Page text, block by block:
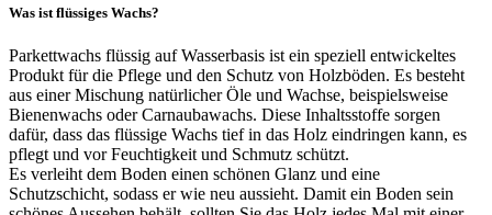
Was ist flüssiges Wachs?
Parkettwachs flüssig auf Wasserbasis ist ein speziell entwickeltes
Produkt für die Pflege und den Schutz von Holzböden. Es besteht
aus einer Mischung natürlicher Öle und Wachse, beispielsweise
Bienenwachs oder Carnaubawachs. Diese Inhaltsstoffe sorgen
dafür, dass das flüssige Wachs tief in das Holz eindringen kann, es
pflegt und vor Feuchtigkeit und Schmutz schützt.
Es verleiht dem Boden einen schönen Glanz und eine
Schutzschicht, sodass er wie neu aussieht. Damit ein Boden sein